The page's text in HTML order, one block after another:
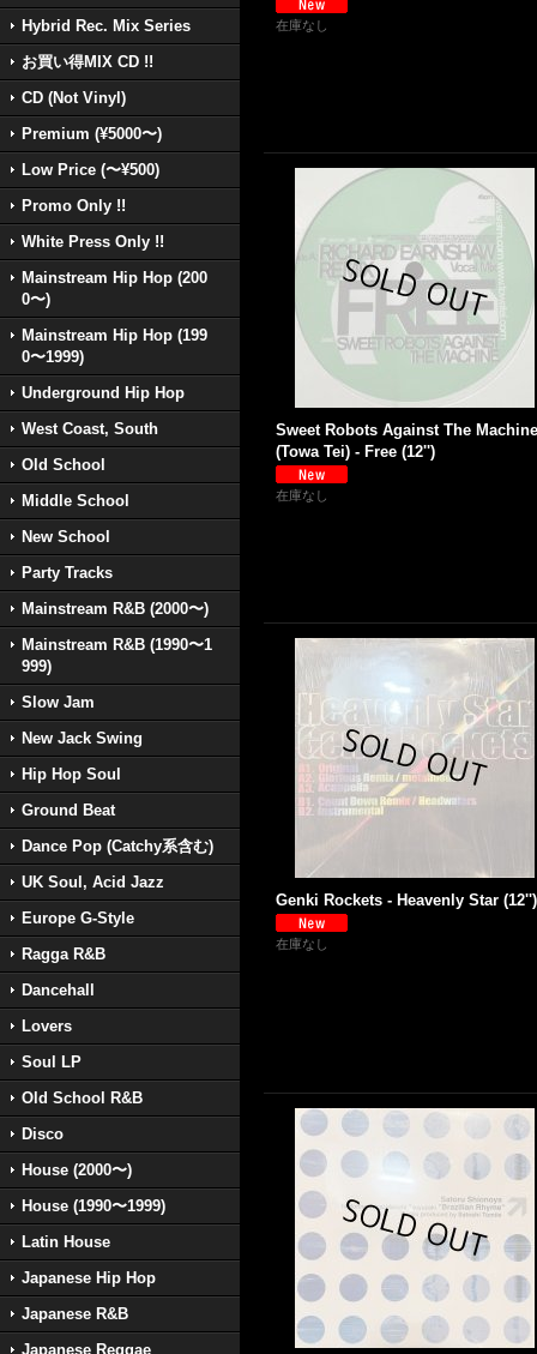
Hybrid Rec. Mix Series
お買い得MIX CD !!
CD (Not Vinyl)
Premium (¥5000〜)
Low Price (〜¥500)
Promo Only !!
White Press Only !!
Mainstream Hip Hop (200
0〜)
Mainstream Hip Hop (199
0〜1999)
Underground Hip Hop
West Coast, South
Old School
Middle School
New School
Party Tracks
Mainstream R&B (2000〜)
Mainstream R&B (1990〜1
999)
Slow Jam
New Jack Swing
Hip Hop Soul
Ground Beat
Dance Pop (Catchy系含む)
UK Soul, Acid Jazz
Europe G-Style
Ragga R&B
Dancehall
Lovers
Soul LP
Old School R&B
Disco
House (2000〜)
House (1990〜1999)
Latin House
Japanese Hip Hop
Japanese R&B
Japanese Reggae
在庫なし
Sweet Robots Against The Machine
(Towa Tei) - Free (12'')
在庫なし
Genki Rockets - Heavenly Star (12'')
在庫なし